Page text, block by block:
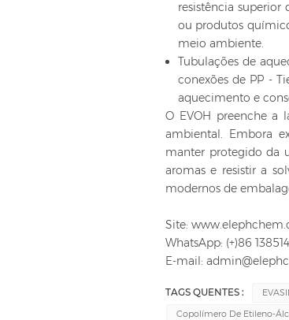
resistência superior
ou produtos
meio ambiente.
Tubulações de
conexões de PP -
aquecimento e
O EVOH preenche a
ambiental. Embora
manter protegido da
aromas e resistir a
modernos de
Site:
WhatsApp: (+)86
E-mail:
TAGS QUENTES :
Copolímero De Etileno-